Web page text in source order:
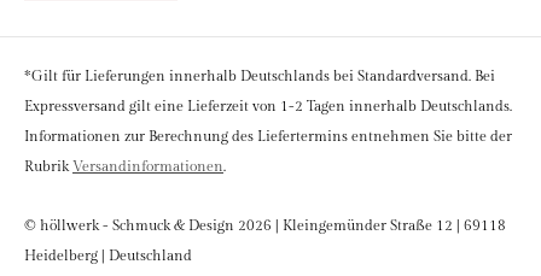
*Gilt für Lieferungen innerhalb Deutschlands bei Standardversand. Bei
Expressversand gilt eine Lieferzeit von 1-2 Tagen innerhalb Deutschlands.
Informationen zur Berechnung des Liefertermins entnehmen Sie bitte der
RubrikVersandinformationen.
© höllwerk - Schmuck & Design 2026 | Kleingemünder Straße 12 | 69118
Heidelberg | Deutschland